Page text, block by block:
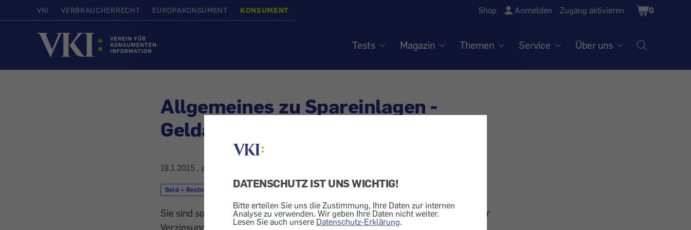
DATENSCHUTZ IST UNS WICHTIG!
Bitte erteilen Sie uns die Zustimmung, Ihre Daten zur internen
Analyse zu verwenden. Wir geben Ihre Daten nicht weiter.
Lesen Sie auch unsere Datenschutz-Erklärung.
VKI VERBRAUCHERRECHT EUROPAKONSUMENT KONSUMENT Shop Anmelden Zugang aktivieren
Shopping
Cart
0
Startseite
Tests Magazin Themen Service Über uns
Allgemeines zu Spareinlagen -
Geldanlage in der Krise
19.1.2015 , aktualisiert am
Geld + Recht Geldanlage Sparbuch
Sie sind so etwas wie die Eintrittskarte zur Geldanlage, und selbst bei niedriger
Verzinsung kommt man kaum um sie herum: Spar-Cards, Sparbücher, Online-